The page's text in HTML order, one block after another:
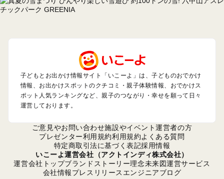
北陸･甲信越のプールおでかけ
関西のプールおでかけ
中国･四国のプールおでかけ
九州･沖縄のプールおでかけ
定番お出かけスポット
遊園地
バーベキュー
プール
アスレチック
子どもとお出かけ情報サイト「いこーよ」は、子どものおでかけ
情報、お出かけスポットのクチコミ・親子体験情報、おでかけス
ポット人気ランキングなど、親子のつながり・幸せを願って日々
運営しております。
ご意見やお問い合わせ施設やイベント運営者の方
プレゼンター利用規約利用規約よくある質問
特定商取引法に基づく表記採用情報
いこーよ運営会社（アクトインディ株式会社）
運営会社トップブランドストーリー理念未来図運営サービス
会社情報プレスリリース エンジニアブログ